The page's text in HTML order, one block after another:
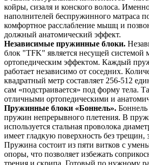
койры, сизаля и конского волоса.
наполнителей беспружинного матраса
комфортное расслабление мышц и
должный анатомический эффект.
Независимые пружинные блоки.
блок "TFK" является несущей системой
ортопедическим эффектом. Каждый
работает независимо от соседних.
квадратный метр составляет 256-512
сам «подстраивается» под форму тела.
отличными ортопедическими и
Пружинные блоки «Боннель». Боннель
пружин непрерывного плетения. В
используется стальная проволока
имеет гладкую поверхность без трещин,
Пружина состоит из пяти витков с
опоры, что позволяет избежать
трения и скрипа. Готовый по нужному